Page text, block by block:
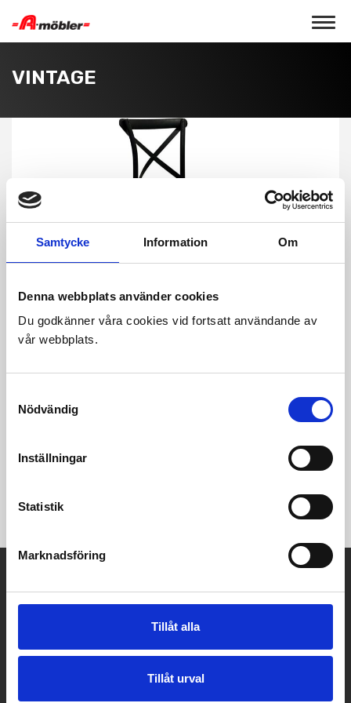
Samtycke Information Om
Denna webbplats använder cookies
Du godkänner våra cookies vid fortsatt användande av
vår webbplats.
Nödvändig
Inställningar
Statistik
Marknadsföring
Tillåt alla
Tillåt urval
Toggle
VINTAGE
VINTAGE Lakrits Matstol, Antik mattsvart
monterad
Tel:0500 401100
info@a-mobler.se